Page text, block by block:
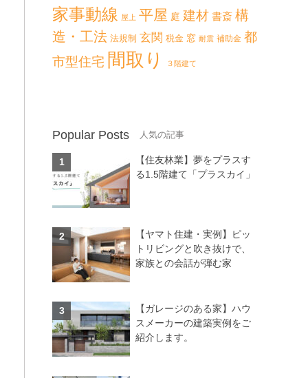
家事動線 屋上 平屋 庭 建材 書斎 構
造・工法 法規制 玄関 税金 窓 耐震 補助金 都
市型住宅 間取り ３階建て
Popular Posts
【住友林業】夢をプラスす
る1.5階建て「プラスカイ」
【ヤマト住建・実例】ピッ
トリビングと吹き抜けで、
家族との会話が弾む家
【ガレージのある家】ハウ
スメーカーの建築実例をご
紹介します。